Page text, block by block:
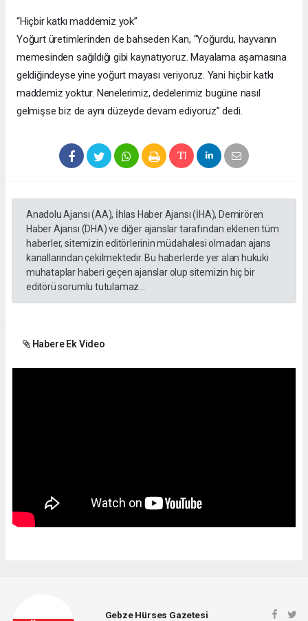
“Hiçbir katkı maddemiz yok”
Yoğurt üretimlerinden de bahseden Kan, “Yoğurdu, hayvanın
memesinden sağıldığı gibi kaynatıyoruz. Mayalama aşamasına
geldiğindeyse yine yoğurt mayası veriyoruz. Yani hiçbir katkı
maddemiz yoktur. Nenelerimiz, dedelerimiz bugüne nasıl
gelmişse biz de aynı düzeyde devam ediyoruz” dedi.
Anadolu Ajansı (AA), İhlas Haber Ajansı (İHA), Demirören
Haber Ajansı (DHA) ve diğer ajanslar tarafından eklenen tüm
haberler, sitemizin editörlerinin müdahalesi olmadan ajans
kanallarından çekilmektedir. Bu haberlerde yer alan hukuki
muhataplar haberi geçen ajanslar olup sitemizin hiç bir
editörü sorumlu tutulamaz...
Habere Ek Video
Gebze Hürses Gazetesi